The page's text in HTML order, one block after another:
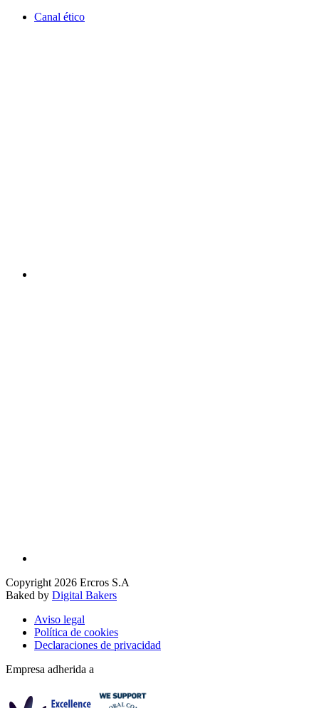
Canal ético
Copyright 2026 Ercros S.A
Baked by Digital Bakers
Aviso legal
Política de cookies
Declaraciones de privacidad
Empresa adherida a